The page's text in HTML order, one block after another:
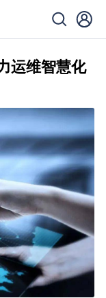
运维智慧化